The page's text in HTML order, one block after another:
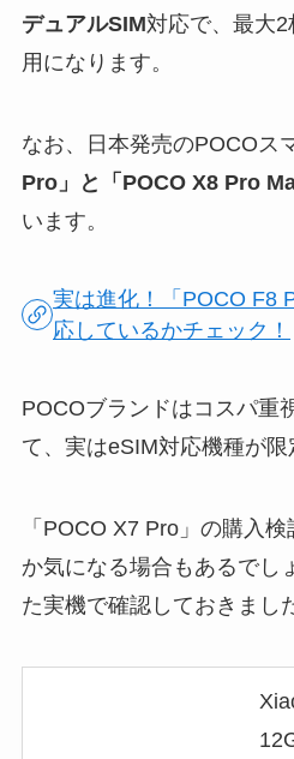
デュアルSIM対応で、最大
用になります。
なお、日本発売のPOCOス
Pro」と「POCO X8 Pro
います。
実は進化！「POCO F8
応しているかチェック！
POCOブランドはコスパ重
て、実はeSIM対応機種が限
「POCO X7 Pro」の購入
か気になる場合もあるでし
た実機で確認しておきまし